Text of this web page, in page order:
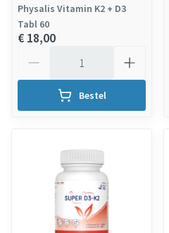
Physalis Vitamin K2 + D3
Tabl 60
€ 18,00
Bestel